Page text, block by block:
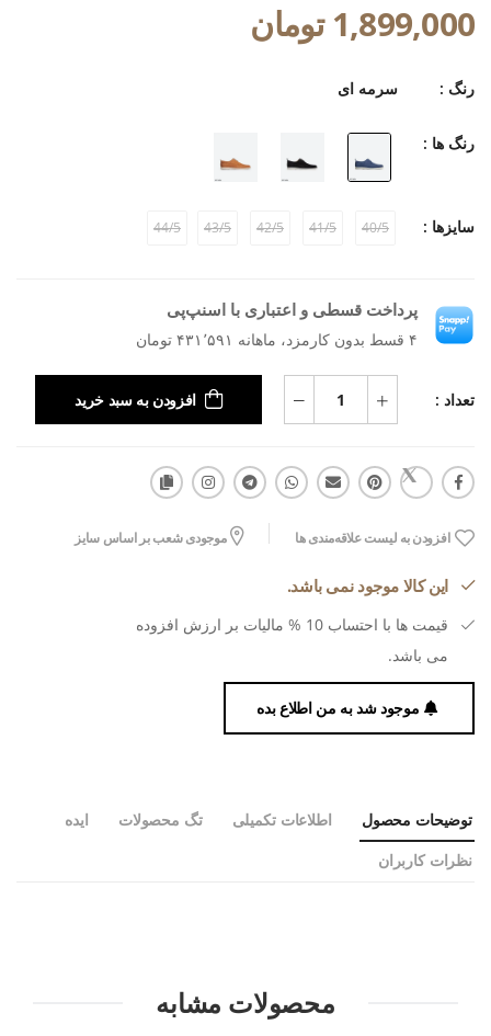
1,899,000 تومان
رنگ : سرمه ای
رنگ ها :
سایزها : 40/5
41/5
42/5
43/5
44/5
پرداخت قسطی و اعتباری با اسنپ‌پی
۴ قسط بدون کارمزد، ماهانه ۴۳۱٬۵۹۱ تومان
تعداد : افزودن به سبد خرید
افزودن به لیست علاقه‌مندی ها موجودی شعب بر اساس سایز
این کالا موجود نمی باشد.
قیمت ها با احتساب 10 % مالیات بر ارزش افزوده
می باشد.
موجود شد به من اطلاع بده
توضیحات محصول اطلاعات تکمیلی تگ محصولات ایده
نظرات کاربران
محصولات مشابه